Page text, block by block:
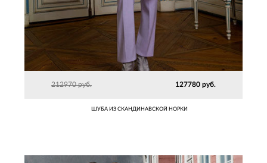
ШУБА ИЗ СКАНДИНАВСКОЙ НОРКИ
212970 руб. 127780 руб.